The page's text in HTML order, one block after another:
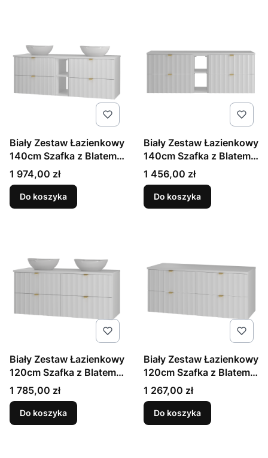
Biały Zestaw Łazienkowy
140cm Szafka z Blatem
Regał Umywalka
Ryflowane Fronty Arcos
Cena
1 974,00 zł
Do koszyka
Biały Zestaw Łazienkowy
140cm Szafka z Blatem
Regał Ryflowane Fronty
Arcos
Cena
1 456,00 zł
Do koszyka
Biały Zestaw Łazienkowy
120cm Szafka z Blatem
Umywalka Ryflowane
Fronty Arcos
Cena
1 785,00 zł
Do koszyka
Biały Zestaw Łazienkowy
120cm Szafka z Blatem
Ryflowane Fronty Arcos
Cena
1 267,00 zł
Do koszyka